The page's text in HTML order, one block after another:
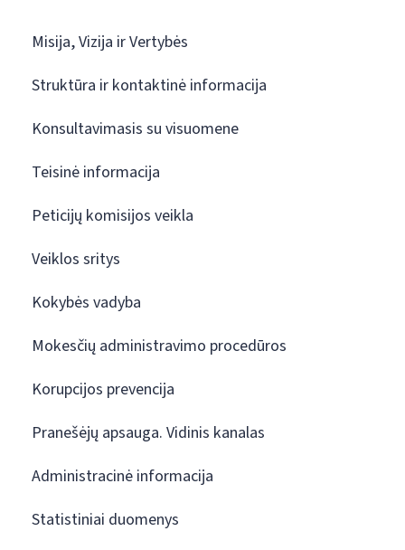
Misija, Vizija ir Vertybės
Struktūra ir kontaktinė informacija
Konsultavimasis su visuomene
Teisinė informacija
Peticijų komisijos veikla
Veiklos sritys
Kokybės vadyba
Mokesčių administravimo procedūros
Korupcijos prevencija
Pranešėjų apsauga. Vidinis kanalas
Administracinė informacija
Statistiniai duomenys